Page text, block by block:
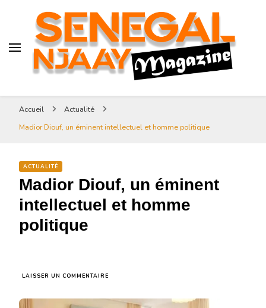
Senegal-njaay.com littérature
Africaine littérature sénégalaise
Art et Culture
Magazine Sénégal Njaay –
Senegal-njaay.com littérature
Africaine littérature
sénégalaise Art et Culture
revue littéraire africaine
Accueil
Actualité
Madior Diouf, un éminent intellectuel et homme politique
ACTUALITÉ
Madior Diouf, un éminent
intellectuel et homme
politique
LAISSER UN COMMENTAIRE